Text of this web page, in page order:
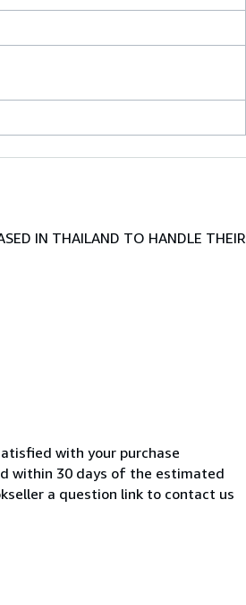
IN THAILAND TO HANDLE THEIR
with your purchase
within 30 days of the estimated
a question link to contact us